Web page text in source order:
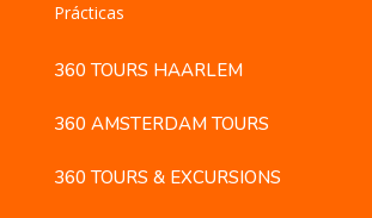
Prácticas
360 TOURS HAARLEM
360 AMSTERDAM TOURS
360 TOURS & EXCURSIONS